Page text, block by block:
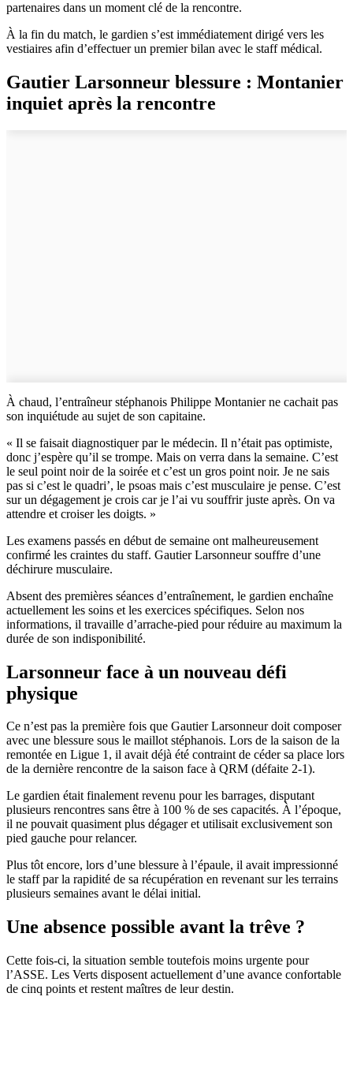
partenaires dans un moment clé de la rencontre.
À la fin du match, le gardien s’est immédiatement dirigé vers les
vestiaires afin d’effectuer un premier bilan avec le staff médical.
Gautier Larsonneur blessure : Montanier
inquiet après la rencontre
À chaud, l’entraîneur stéphanois Philippe Montanier ne cachait pas
son inquiétude au sujet de son capitaine.
« Il se faisait diagnostiquer par le médecin. Il n’était pas optimiste,
donc j’espère qu’il se trompe. Mais on verra dans la semaine. C’est
le seul point noir de la soirée et c’est un gros point noir. Je ne sais
pas si c’est le quadri’, le psoas mais c’est musculaire je pense. C’est
sur un dégagement je crois car je l’ai vu souffrir juste après. On va
attendre et croiser les doigts. »
Les examens passés en début de semaine ont malheureusement
confirmé les craintes du staff. Gautier Larsonneur souffre d’une
déchirure musculaire.
Absent des premières séances d’entraînement, le gardien enchaîne
actuellement les soins et les exercices spécifiques. Selon nos
informations, il travaille d’arrache-pied pour réduire au maximum la
durée de son indisponibilité.
Larsonneur face à un nouveau défi
physique
Ce n’est pas la première fois que Gautier Larsonneur doit composer
avec une blessure sous le maillot stéphanois. Lors de la saison de la
remontée en Ligue 1, il avait déjà été contraint de céder sa place lors
de la dernière rencontre de la saison face à QRM (défaite 2-1).
Le gardien était finalement revenu pour les barrages, disputant
plusieurs rencontres sans être à 100 % de ses capacités. À l’époque,
il ne pouvait quasiment plus dégager et utilisait exclusivement son
pied gauche pour relancer.
Plus tôt encore, lors d’une blessure à l’épaule, il avait impressionné
le staff par la rapidité de sa récupération en revenant sur les terrains
plusieurs semaines avant le délai initial.
Une absence possible avant la trêve ?
Cette fois-ci, la situation semble toutefois moins urgente pour
l’ASSE. Les Verts disposent actuellement d’une avance confortable
de cinq points et restent maîtres de leur destin.